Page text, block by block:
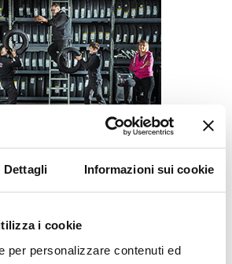
Dettagli Informazioni sui cookie
i cookie
per personalizzare contenuti ed
BG3
(CASTENASO)